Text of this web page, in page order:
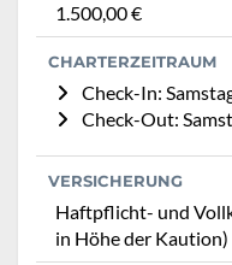
1.500,00 €
CHARTERZEITRAUM
Check-In:
Check-Out:
VERSICHERUNG
Haftpflicht- und
in Höhe der Kaution)